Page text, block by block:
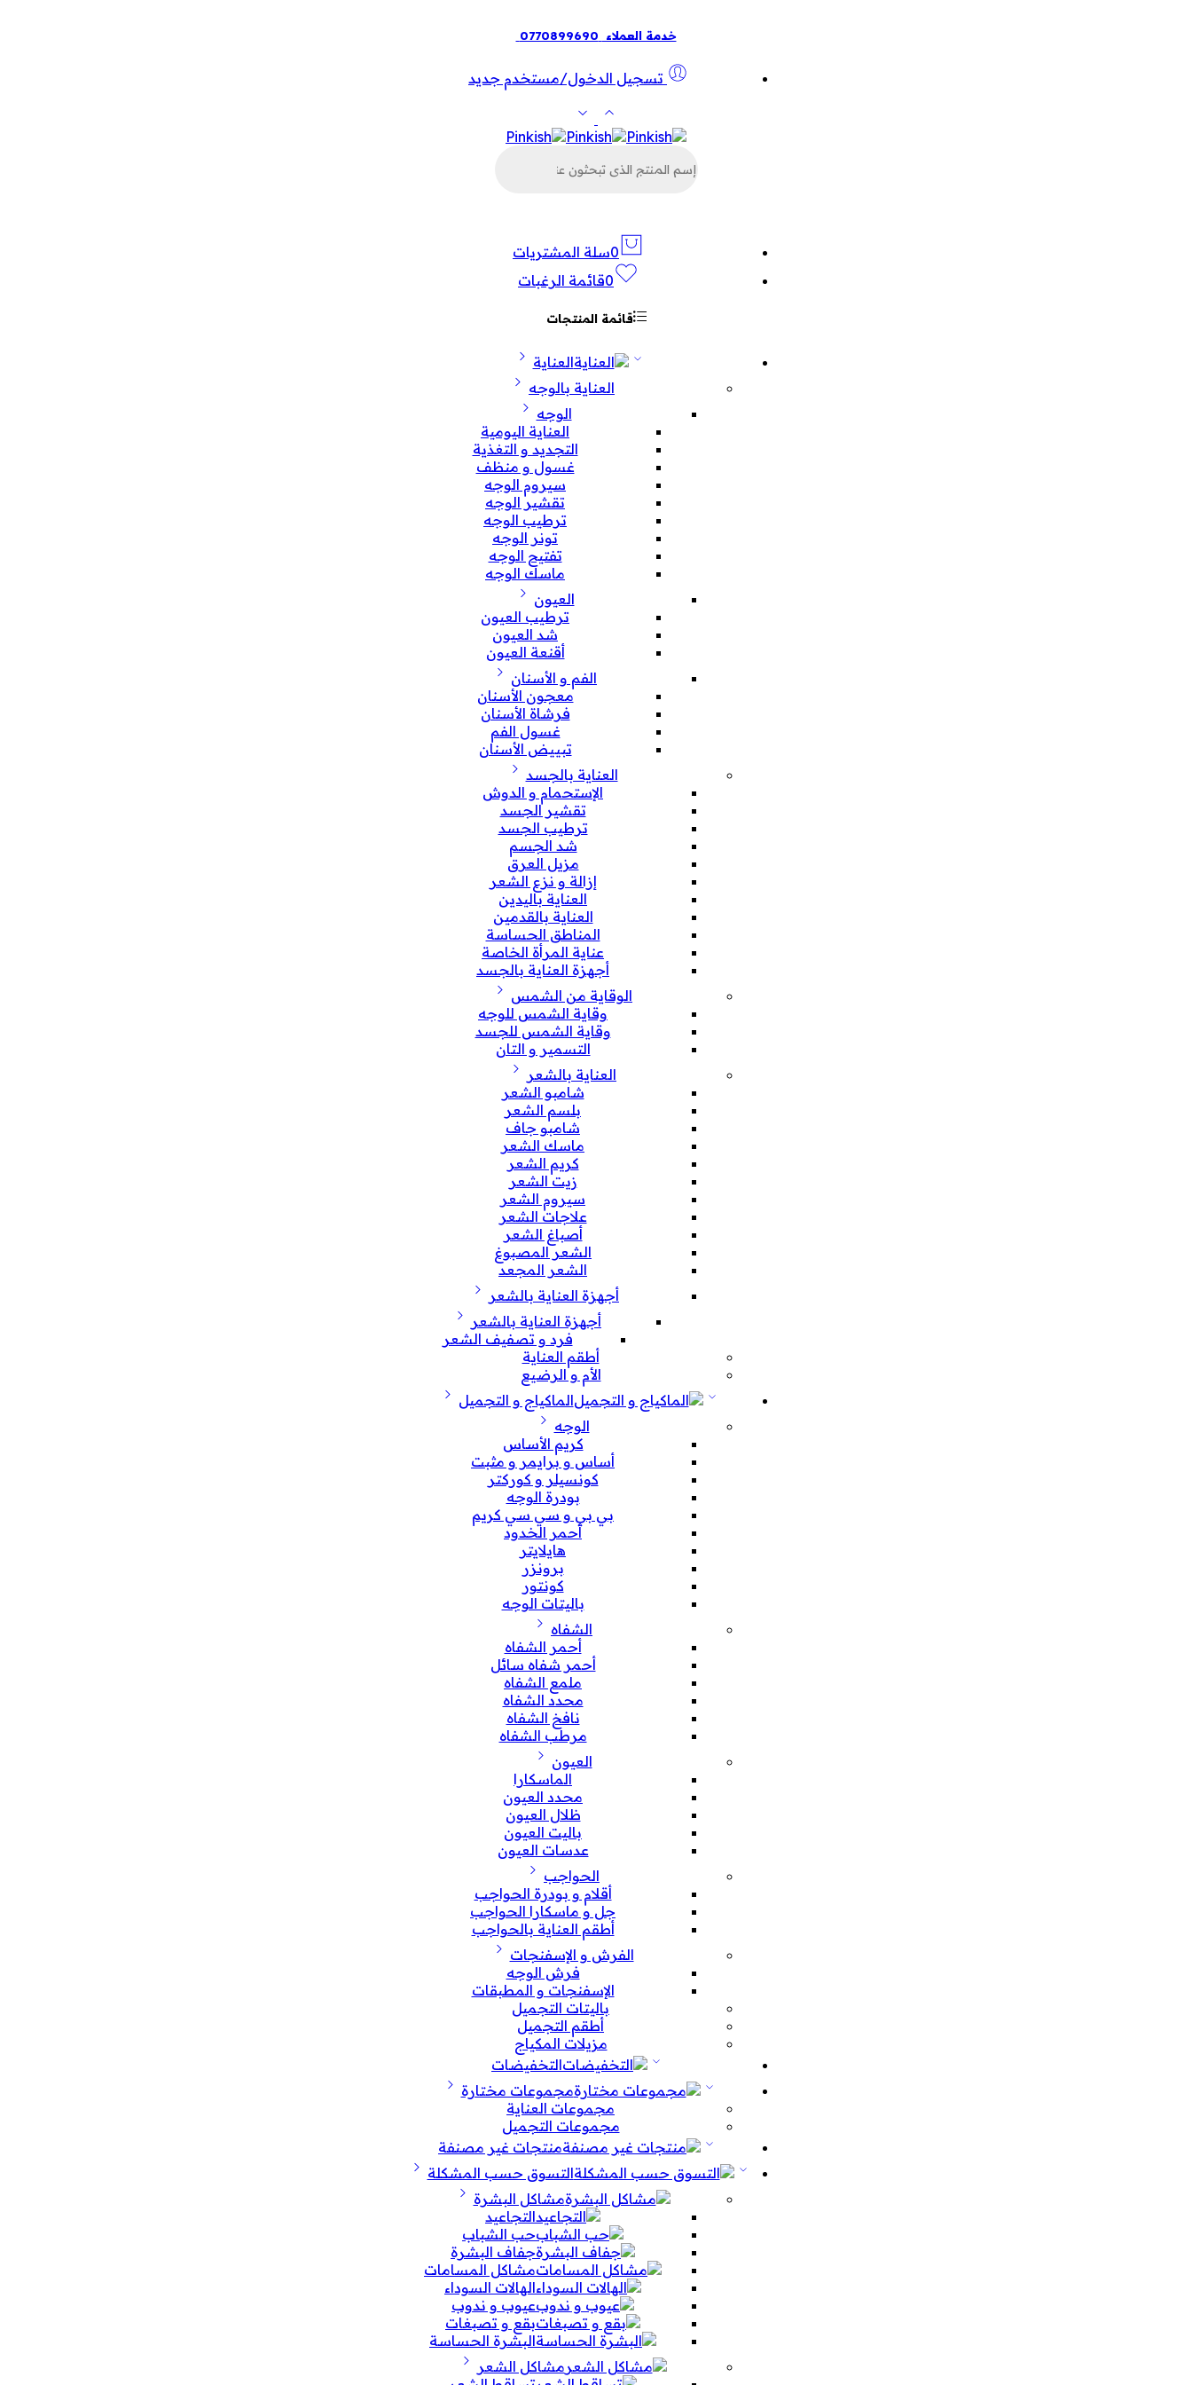
خدمة العملاء 0770899690
تسجيل الدخول/مستخدم جديد
عن
0سلة المشتريات
0قائمة الرغبات
قائمة المنتجات
العناية
العناية بالوجه
الوجه
العناية اليومية
التجديد و التغذية
غسول و منظف
سيروم الوجه
تقشير الوجه
ترطيب الوجه
تونر الوجه
تفتيح الوجه
ماسك الوجه
العيون
ترطيب العيون
شد العيون
أقنعة العيون
الفم و الأسنان
معجون الأسنان
فرشاة الأسنان
غسول الفم
تبييض الأسنان
العناية بالجسد
الإستحمام و الدوش
تقشير الجسد
ترطيب الجسد
شد الجسم
مزيل العرق
إزالة و نزع الشعر
العناية باليدين
العناية بالقدمين
المناطق الحساسة
عناية المرأة الخاصة
أجهزة العناية بالجسد
الوقاية من الشمس
وقاية الشمس للوجه
وقاية الشمس للجسد
التسمير و التان
العناية بالشعر
شامبو الشعر
بلسم الشعر
شامبو جاف
ماسك الشعر
كريم الشعر
زيت الشعر
سيروم الشعر
علاجات الشعر
أصباغ الشعر
الشعر المصبوغ
الشعر المجعد
أجهزة العناية بالشعر
أجهزة العناية بالشعر
فرد و تصفيف الشعر
أطقم العناية
الأم و الرضيع
الماكياج و التجميل
الوجه
كريم الأساس
أساس و برايمر و مثبت
كونسيلر و كوركتر
بودرة الوجه
بي بي و سي سي كريم
أحمر الخدود
هايلايتر
برونزر
كونتور
باليتات الوجه
الشفاه
أحمر الشفاه
أحمر شفاه سائل
ملمع الشفاه
محدد الشفاه
نافخ الشفاه
مرطب الشفاه
العيون
الماسكارا
محدد العيون
ظلال العيون
باليت العيون
عدسات العيون
الحواجب
أقلام و بودرة الحواجب
جل و ماسكارا الحواجب
أطقم العناية بالحواجب
الفرش و الإسفنجات
فرش الوجه
الإسفنجات و المطبقات
باليتات التجميل
أطقم التجميل
مزيلات المكياج
التخفيضات
مجموعات مختارة
مجموعات العناية
مجموعات التجميل
منتجات غير مصنفة
التسوق حسب المشكلة
مشاكل البشرة
التجاعيد
حب الشباب
جفاف البشرة
مشاكل المسامات
الهالات السوداء
عيوب و ندوب
بقع و تصبغات
البشرة الحساسة
مشاكل الشعر